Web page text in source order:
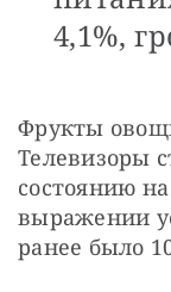
4,1%,
Фрукты
Телевизоры
состоянию
выражении
ранее было